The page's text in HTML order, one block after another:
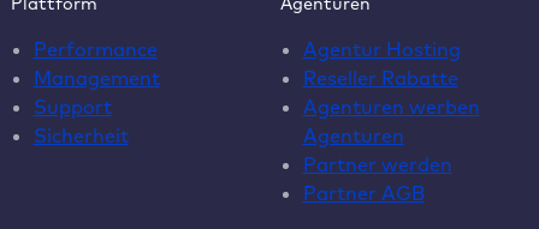
Performance
Management
Support
Sicherheit
Agentur Hosting
Reseller Rabatte
Agenturen werben
Agenturen
Partner werden
Partner AGB